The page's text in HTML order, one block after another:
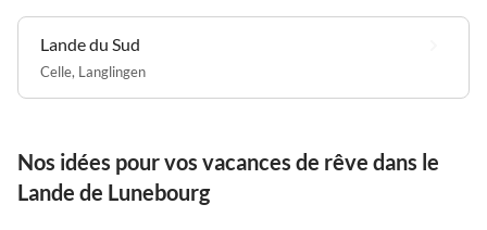
Lande du Sud
Celle, Langlingen
Nos idées pour vos vacances de rêve dans le
Lande de Lunebourg